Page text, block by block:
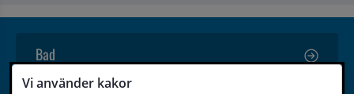
Vi använder kakor
Bad